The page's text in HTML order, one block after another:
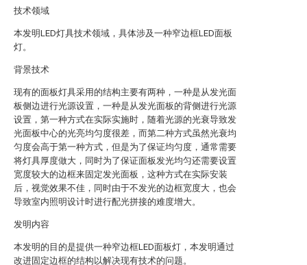
技术领域
本发明LED灯具技术领域，具体涉及一种窄边框LED面板
灯。
背景技术
现有的面板灯具采用的结构主要有两种，一种是从发光面
板侧边进行光源设置，一种是从发光面板的背侧进行光源
设置，第一种方式在实际实施时，随着光源的光衰导致发
光面板中心的光亮均匀度很差，而第二种方式虽然光衰均
匀度会高于第一种方式，但是为了保证均匀度，通常需要
将灯具厚度做大，同时为了保证面板发光均匀还需要设置
宽度较大的边框来固定发光面板，这种方式在实际安装
后，视觉效果不佳，同时由于不发光的边框宽度大，也会
导致室内照明设计时进行配光拼接的难度增大。
发明内容
本发明的目的是提供一种窄边框LED面板灯，本发明通过
改进固定边框的结构以解决现有技术的问题。